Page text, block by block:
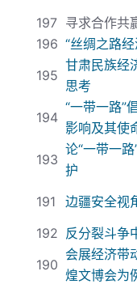
197 寻求合作共
196 “丝绸之路
195
甘肃民族经
思考
194
“一带一路”
影响及其使
193
论“一带一
护
191 边疆安全视
192 反分裂斗争
190
会展经济
煌文博会为